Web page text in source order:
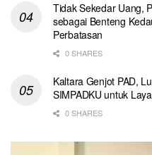
Tidak Sekedar Uang,
sebagai Benteng
Perbatasan
0 SHARES
Kaltara Genjot PAD,
SIMPADKU untuk
0 SHARES